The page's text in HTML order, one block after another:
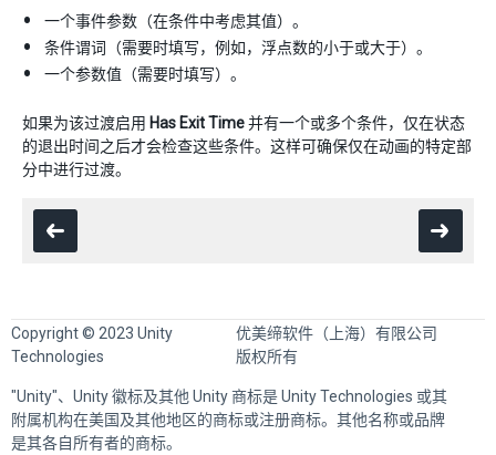
一个事件参数（在条件中考虑其值）。
条件谓词（需要时填写，例如，浮点数的小于或大于）。
一个参数值（需要时填写）。
如果为该过渡启用 Has Exit Time并有一个或多个条件，仅在状态
的退出时间之后才会检查这些条件。这样可确保仅在动画的特定部
分中进行过渡。
Copyright © 2023 Unity
Technologies
优美缔软件（上海）有限公司
版权所有
"Unity"、Unity 徽标及其他 Unity 商标是 Unity Technologies 或其
附属机构在美国及其他地区的商标或注册商标。其他名称或品牌
是其各自所有者的商标。